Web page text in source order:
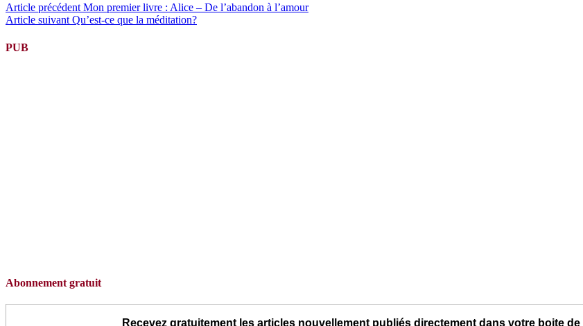
Lire
la
suite
Article précédent Mon premier livre : Alice – De l’abandon à l’amour
Article suivant Qu’est-ce que la méditation?
PUB
Abonnement gratuit
Recevez gratuitement les articles nouvellement publiés directement dans votre boite